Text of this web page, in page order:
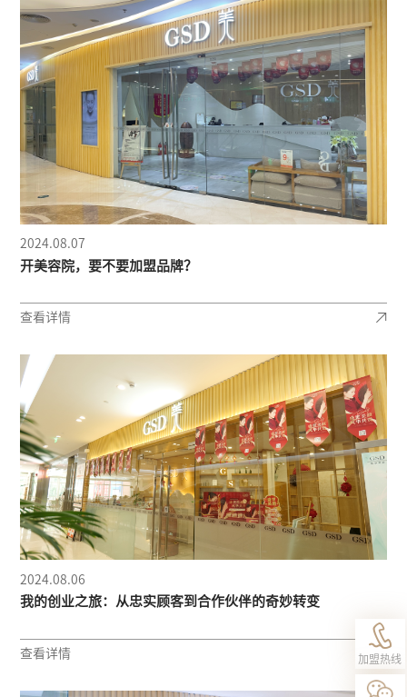
2024.08.07
开美容院，要不要加盟品牌？
查看详情
2024.08.06
我的创业之旅：从忠实顾客到合作伙伴的奇妙转变
查看详情 加盟热线